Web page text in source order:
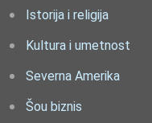
Istorija i religija
Kultura i umetnost
Severna Amerika
Šou biznis